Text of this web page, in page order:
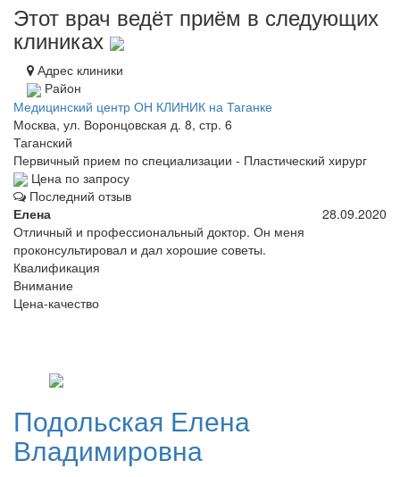
Этот врач ведёт приём в следующих
клиниках
Адрес клиники
Район
Медицинский центр ОН КЛИНИК на Таганке
Москва, ул. Воронцовская д. 8, стр. 6
Таганский
Первичный прием по специализации - Пластический хирург
Цена по запросу
Последний отзыв
Елена
28.09.2020
Отличный и профессиональный доктор. Он меня
проконсультировал и дал хорошие советы.
Квалификация
Внимание
Цена-качество
Подольская Елена
Владимировна